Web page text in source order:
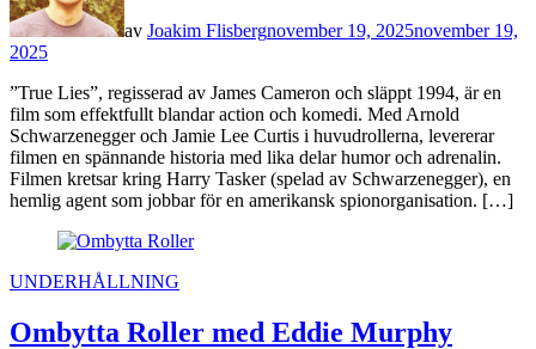
av Joakim Flisbergnovember 19, 2025november 19,
2025
”True Lies”, regisserad av James Cameron och släppt 1994, är en
film som effektfullt blandar action och komedi. Med Arnold
Schwarzenegger och Jamie Lee Curtis i huvudrollerna, levererar
filmen en spännande historia med lika delar humor och adrenalin.
Filmen kretsar kring Harry Tasker (spelad av Schwarzenegger), en
hemlig agent som jobbar för en amerikansk spionorganisation. […]
POSTED
UNDERHÅLLNING
Ombytta Roller med Eddie Murphy